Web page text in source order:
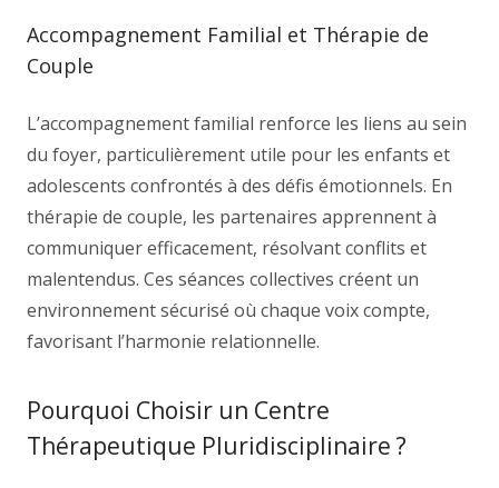
Accompagnement Familial et Thérapie de
Couple
L’accompagnement familial renforce les liens au sein
du foyer, particulièrement utile pour les enfants et
adolescents confrontés à des défis émotionnels. En
thérapie de couple, les partenaires apprennent à
communiquer efficacement, résolvant conflits et
malentendus. Ces séances collectives créent un
environnement sécurisé où chaque voix compte,
favorisant l’harmonie relationnelle.
Pourquoi Choisir un Centre
Thérapeutique Pluridisciplinaire ?